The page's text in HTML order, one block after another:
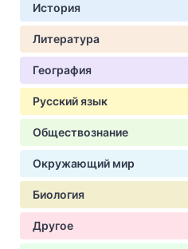
История
Литература
География
Русский язык
Обществознание
Окружающий мир
Биология
Другое